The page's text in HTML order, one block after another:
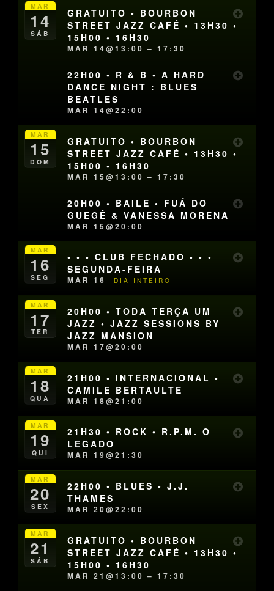
MAR
14
SÁB
GRATUITO • BOURBON
STREET JAZZ CAFÉ • 13H30 •
15H00 • 16H30
MAR 14@13:00 – 17:30
22H00 • R & B • A HARD
DANCE NIGHT : BLUES
BEATLES
MAR 14@22:00
MAR
15
DOM
GRATUITO • BOURBON
STREET JAZZ CAFÉ • 13H30 •
15H00 • 16H30
MAR 15@13:00 – 17:30
20H00 • BAILE • FUÁ DO
GUEGÊ & VANESSA MORENA
MAR 15@20:00
MAR
16
SEG
• • • CLUB FECHADO • • •
SEGUNDA-FEIRA
MAR 16 DIA INTEIRO
MAR
17
TER
20H00 • TODA TERÇA UM
JAZZ • JAZZ SESSIONS BY
JAZZ MANSION
MAR 17@20:00
MAR
18
QUA
21H00 • INTERNACIONAL •
CAMILE BERTAULTE
MAR 18@21:00
MAR
19
QUI
21H30 • ROCK • R.P.M. O
LEGADO
MAR 19@21:30
MAR
20
SEX
22H00 • BLUES • J.J.
THAMES
MAR 20@22:00
MAR
21
SÁB
GRATUITO • BOURBON
STREET JAZZ CAFÉ • 13H30 •
15H00 • 16H30
MAR 21@13:00 – 17:30